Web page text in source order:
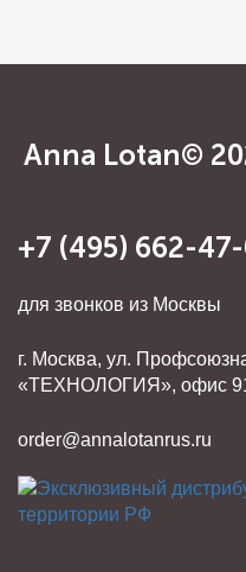
Anna Lotan©
+7 (495) 662-
для звонков из Москвы
г. Москва, ул.
«ТЕХНОЛОГИЯ», офис
order@annalotanrus.ru